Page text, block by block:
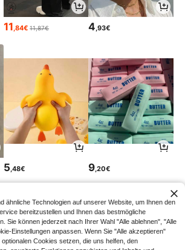
11,84€ 11,87€ 4,93€
5,48€ 9,20€
ähnliche Technologien auf unserer Website, um Ihnen den
bereitzustellen und Ihnen das bestmögliche
Sie können jederzeit nach Ihrer Wahl "Alle ablehnen", "Alle
Einstellungen anpassen. Wenn Sie "Alle akzeptieren"
Cookies setzen, die uns helfen, den